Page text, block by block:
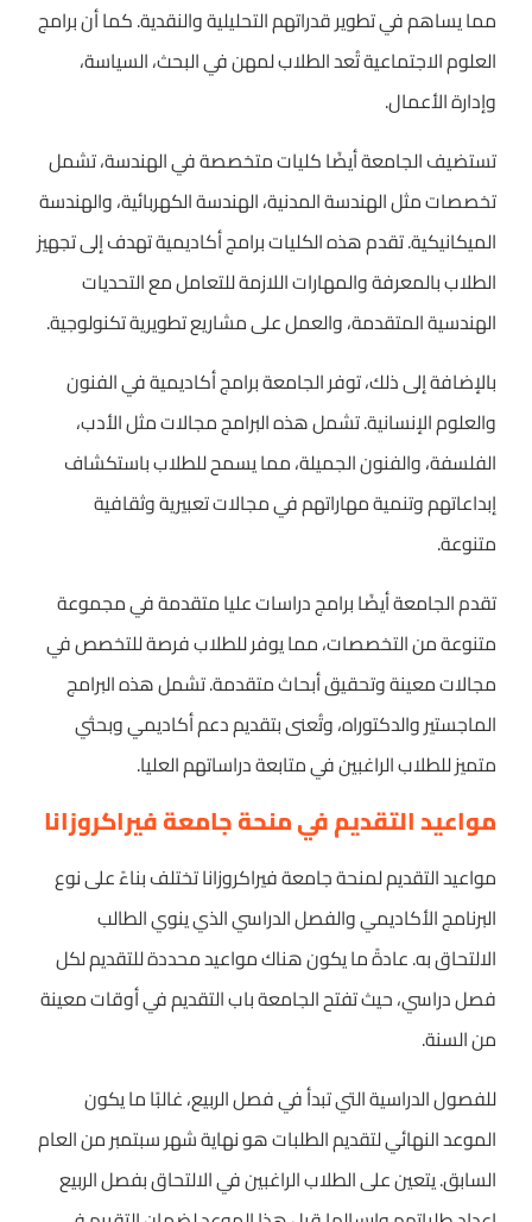
مما يساهم في تطوير قدراتهم التحليلية والنقدية. كما أن برامج
العلوم الاجتماعية تُعد الطلاب لمهن في البحث، السياسة،
وإدارة الأعمال.
تستضيف الجامعة أيضًا كليات متخصصة في الهندسة، تشمل
تخصصات مثل الهندسة المدنية، الهندسة الكهربائية، والهندسة
الميكانيكية. تقدم هذه الكليات برامج أكاديمية تهدف إلى تجهيز
الطلاب بالمعرفة والمهارات اللازمة للتعامل مع التحديات
الهندسية المتقدمة، والعمل على مشاريع تطويرية تكنولوجية.
بالإضافة إلى ذلك، توفر الجامعة برامج أكاديمية في الفنون
والعلوم الإنسانية. تشمل هذه البرامج مجالات مثل الأدب،
الفلسفة، والفنون الجميلة، مما يسمح للطلاب باستكشاف
إبداعاتهم وتنمية مهاراتهم في مجالات تعبيرية وثقافية
متنوعة.
تقدم الجامعة أيضًا برامج دراسات عليا متقدمة في مجموعة
متنوعة من التخصصات، مما يوفر للطلاب فرصة للتخصص في
مجالات معينة وتحقيق أبحاث متقدمة. تشمل هذه البرامج
الماجستير والدكتوراه، وتُعنى بتقديم دعم أكاديمي وبحثي
متميز للطلاب الراغبين في متابعة دراساتهم العليا.
مواعيد التقديم في منحة جامعة فيراكروزانا
مواعيد التقديم لمنحة جامعة فيراكروزانا تختلف بناءً على نوع
البرنامج الأكاديمي والفصل الدراسي الذي ينوي الطالب
الالتحاق به. عادةً ما يكون هناك مواعيد محددة للتقديم لكل
فصل دراسي، حيث تفتح الجامعة باب التقديم في أوقات معينة
من السنة.
للفصول الدراسية التي تبدأ في فصل الربيع، غالبًا ما يكون
الموعد النهائي لتقديم الطلبات هو نهاية شهر سبتمبر من العام
السابق. يتعين على الطلاب الراغبين في الالتحاق بفصل الربيع